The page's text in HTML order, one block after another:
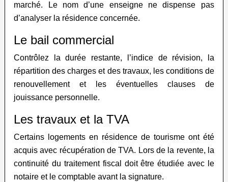
marché. Le nom d’une enseigne ne dispense pas
d’analyser la résidence concernée.
Le bail commercial
Contrôlez la durée restante, l’indice de révision, la
répartition des charges et des travaux, les conditions de
renouvellement et les éventuelles clauses de
jouissance personnelle.
Les travaux et la TVA
Certains logements en résidence de tourisme ont été
acquis avec récupération de TVA. Lors de la revente, la
continuité du traitement fiscal doit être étudiée avec le
notaire et le comptable avant la signature.